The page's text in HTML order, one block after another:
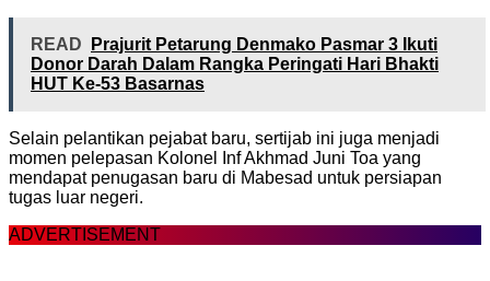
READ
Prajurit Petarung Denmako Pasmar 3 Ikuti
Donor Darah Dalam Rangka Peringati Hari Bhakti
HUT Ke-53 Basarnas
Selain pelantikan pejabat baru, sertijab ini juga menjadi
momen pelepasan Kolonel Inf Akhmad Juni Toa yang
mendapat penugasan baru di Mabesad untuk persiapan
tugas luar negeri.
ADVERTISEMENT